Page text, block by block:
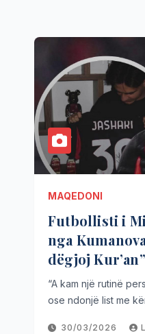
MAQEDONI
Futbollisti i
nga
dëgjoj Kur’an”
“A kam një rutinë
ose ndonjë list me
30/03/2026